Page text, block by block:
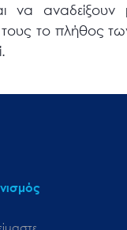
να
το πλήθος